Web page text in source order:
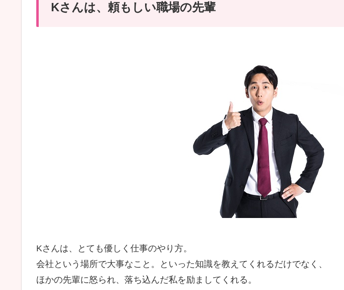
Kさんは、頼もしい職場の先輩
Kさんは、とても優しく仕事のやり方。
会社という場所で大事なこと。といった知識を教えてくれるだけでなく、
ほかの先輩に怒られ、落ち込んだ私を励ましてくれる。